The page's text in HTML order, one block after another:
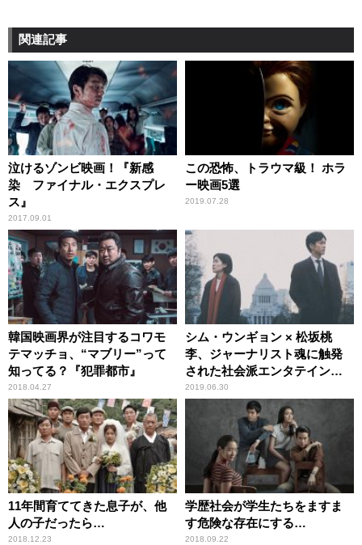
関連記事
泣けるゾンビ映画！『新感
染 ファイナル・エクスプレ
ス』
2017.09.01
この恐怖、トラウマ級！ ホラ
ー映画5選
2019.07.28
韓国映画界が注目するコワモ
テマッチョ、“マブリー”って
知ってる？『犯罪都市』
2018.04.27
シム・ウンギョン × 松坂桃
李、ジャーナリスト魂に触発
された社会派エンタテインメ
ント
2019.06.30
11年間育ててきた息子が、他
人の子だったら…
2018.12.23
学歴社会が学生たちをますま
す危険な存在にする…
2018.09.22